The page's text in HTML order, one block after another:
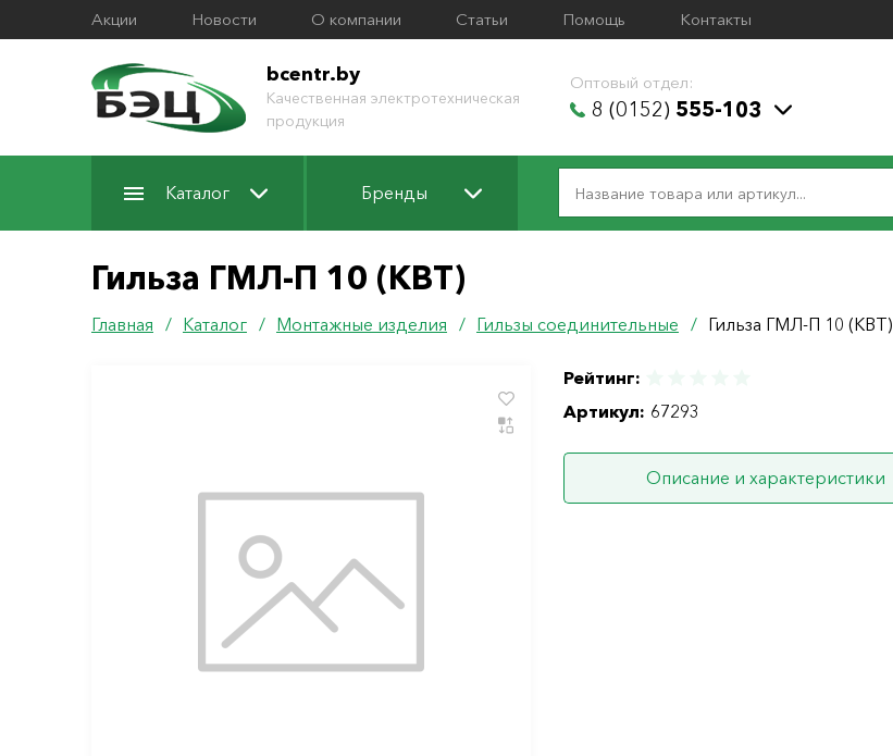
Акции Новости О компании Статьи Помощь Контакты
bcentr.by
Качественная электротехническая
продукция
Оптовый отдел:
8 (0152) 555-103
Каталог Бренды
Гильза ГМЛ-П 10 (КВТ)
Главная / Каталог / Монтажные изделия / Гильзы соединительные / Гильза ГМЛ-П 10 (КВТ)
Рейтинг:
Артикул: 67293
Описание и характеристики